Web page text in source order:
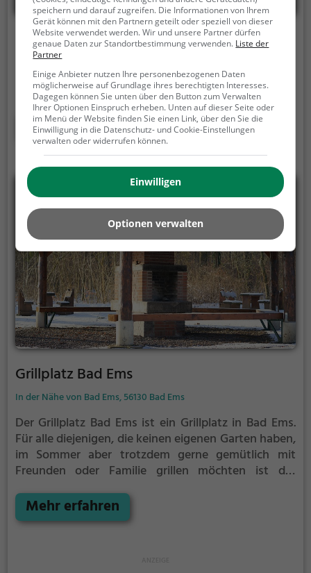
Grillplatz Bad Nauheim
Keine Beschreibung verfügbar.
Mehr erfahren
Grillplatz Bad Ems
In der Nähe von Bad Ems, 56130 Bad Ems
Der Grillplatz Bad Ems ist ein Grillplatz in Bad Ems.
Für alle diejenigen, die keinen eigenen Garten haben,
im Sommer aber trotzdem gerne gemütlich mit
Freunden oder Familie grillen möchten ist der
Grillplatzes: keine Nachbarn. Hier kann eine Feier
ruhig auch mal bis spät in die Nacht gehen und
Mehr erfahren
speichern und darauf zugreifen. Die Informationen von Ihrem
Gerät können mit den Partnern geteilt oder speziell von dieser
Website verwendet werden. Wir und unsere Partner dürfen
genaue Daten zur Standortbestimmung verwenden. Liste der
Partner
Einige Anbieter nutzen Ihre personenbezogenen Daten
möglicherweise auf Grundlage ihres berechtigten Interesses.
Dagegen können Sie unten über den Button zum Verwalten
Ihrer Optionen Einspruch erheben. Unten auf dieser Seite oder
im Menü der Website finden Sie einen Link, über den Sie die
Einwilligung in die Datenschutz- und Cookie-Einstellungen
verwalten oder widerrufen können.
Einwilligen
Optionen verwalten